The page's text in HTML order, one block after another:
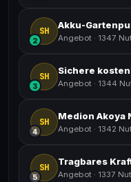
SH
2
Akku-
Angebot · 1347
SH
3
Sichere
Angebot · 1344
SH
4 Angebot · 1342
SH
5 Angebot · 1337